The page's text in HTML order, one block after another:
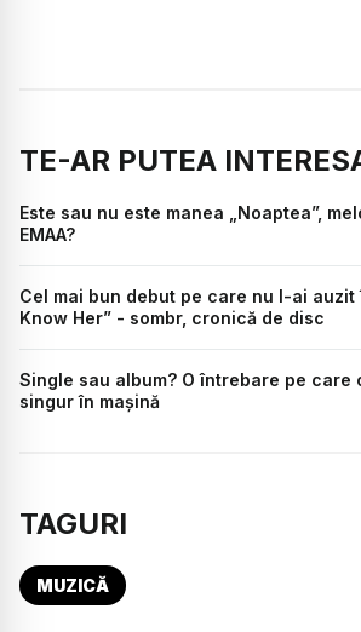
TE-AR PUTEA
Este sau nu este manea „Noaptea”,
EMAA?
Cel mai bun debut pe care nu l-ai auzit
Know Her” - sombr, cronică de disc
Single sau album? O întrebare pe care
singur în mașină
TAGURI
MUZICĂ